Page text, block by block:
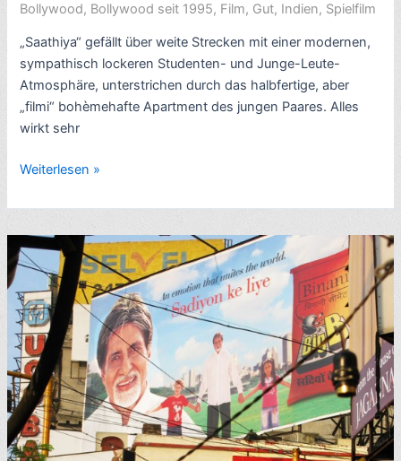
Bollywood, Bollywood seit 1995, Film, Gut, Indien, Spielfilm
„Saathiya“ gefällt über weite Strecken mit einer modernen,
sympathisch lockeren Studenten- und Junge-Leute-
Atmosphäre, unterstrichen durch das halbfertige, aber
„filmi“ bohèmehafte Apartment des jungen Paares. Alles
wirkt sehr
Rezension
Ehe-
Drama:
Saathiya
Sehnsucht
nach
Dir
(2002,
mit
Vivek
Oberoi,
Rani
Weiterlesen »